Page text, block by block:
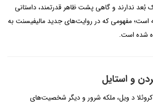
بُعد ندارند و گاهی پشت ظاهر قدرتمند، داستانی
است؛ مفهومی که در روایت‌های جدید مالیفیسنت به
شده است.
و استایل
د ویل، ملکه شرور و دیگر شخصیت‌های